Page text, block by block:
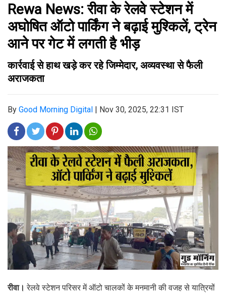
Rewa News: रीवा के रेलवे स्टेशन में
अघोषित ऑटो पार्किंग ने बढ़ाई मुश्किलें, ट्रेन
आने पर गेट में लगती है भीड़
कार्रवाई से हाथ खड़े कर रहे जिम्मेदार, अव्यवस्था से फैली
अराजकता
By Good Morning Digital | Nov 30, 2025, 22:31 IST
रीवा।रेलवे स्टेशन परिसर में ऑटो चालकों के मनमानी की वजह से यात्रियों